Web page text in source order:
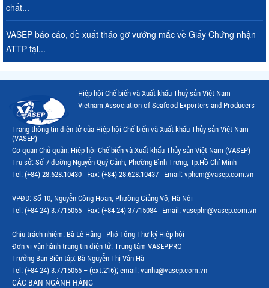
chất...
VASEP báo cáo, đề xuất tháo gỡ vướng mắc về Giấy Chứng nhận
ATTP tại...
Hiệp hội Chế biến và Xuất khẩu Thuỷ sản Việt Nam
Vietnam Association of Seafood Exporters and Producers
Trang thông tin điện tử của Hiệp hội Chế biến và Xuất khẩu Thủy sản Việt Nam
(VASEP)
Cơ quan Chủ quản: Hiệp hội Chế biến và Xuất khẩu Thủy sản Việt Nam (VASEP)
Trụ sở: Số 7 đường Nguyễn Quý Cảnh, Phường Bình Trưng, Tp.Hồ Chí Minh
Tel: (+84) 28.628.10430 - Fax: (+84) 28.628.10437 - Email: vphcm@vasep.com.vn
VPĐD: Số 10, Nguyễn Công Hoan, Phường Giảng Võ, Hà Nội
Tel: (+84 24) 3.7715055 - Fax: (+84 24) 37715084 - Email: vasephn@vasep.com.vn
Chịu trách nhiệm: Bà Lê Hằng - Phó Tổng Thư ký Hiệp hội
Đơn vị vận hành trang tin điện tử: Trung tâm VASEP.PRO
Trưởng Ban Biên tập: Bà Nguyễn Thị Vân Hà
Tel: (+84 24) 3.7715055 – (ext.216); email: vanha@vasep.com.vn
CÁC BAN NGÀNH HÀNG